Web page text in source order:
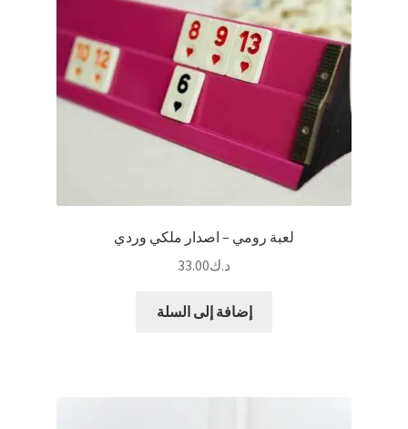
لعبة رومي – اصدار ملكي وردي
د.ك33.00
إضافة إلى السلة